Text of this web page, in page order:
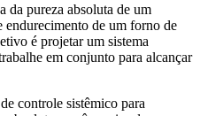
da pureza absoluta de um
endurecimento de um forno de
é projetar um sistema
em conjunto para alcançar
controle sistêmico para